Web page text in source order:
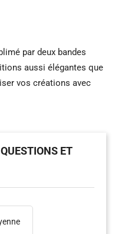
par deux bandes
aussi élégantes que
vos créations avec
ET